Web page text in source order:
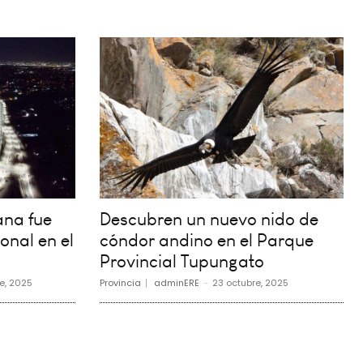
fue
en el
2025
Descubren un nuevo nido de
cóndor andino en el Parque
Provincial Tupungato
Provincia adminERE - 23 octubre, 2025